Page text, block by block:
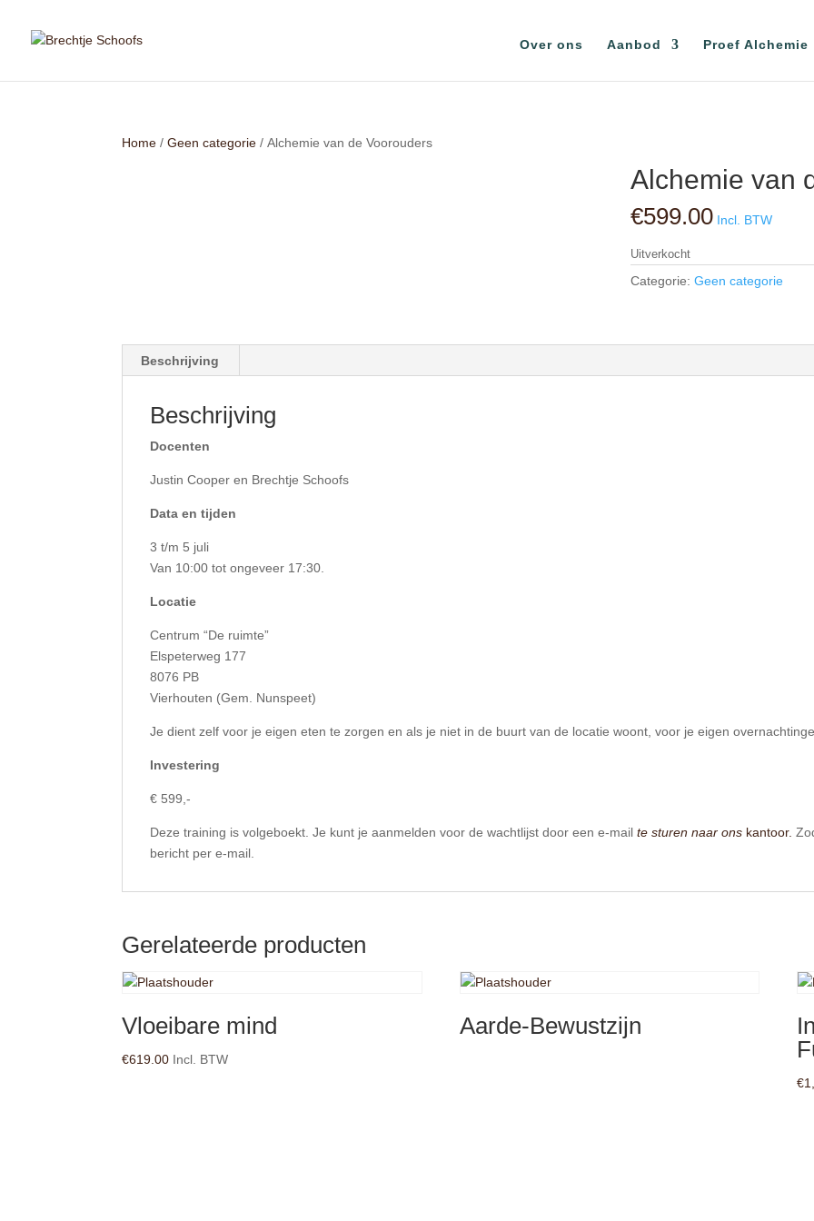
Over ons Aanbod Proef Alchemie
Home /Geen categorie / Alchemie van de Voorouders
Alchemie van
€599.00 Incl. BTW
Uitverkocht
Categorie: Geen categorie
Beschrijving
Beschrijving
Docenten
Justin Cooper en Brechtje Schoofs
Data en tijden
3 t/m 5 juli
Van 10:00 tot ongeveer 17:30.
Locatie
Centrum “De ruimte”
Elspeterweg 177
8076 PB
Vierhouten (Gem. Nunspeet)
Je dient zelf voor je eigen eten te zorgen en als je niet in de buurt van de locatie woont, voor je eigen
Investering
€ 599,-
Deze training is volgeboekt. Je kunt je aanmelden voor de wachtlijst door een e-mailte sturen naar ons kantoor.
bericht per e-mail.
Gerelateerde producten
Vloeibare mind
€619.00 Incl. BTW
Aarde-Bewustzijn
€